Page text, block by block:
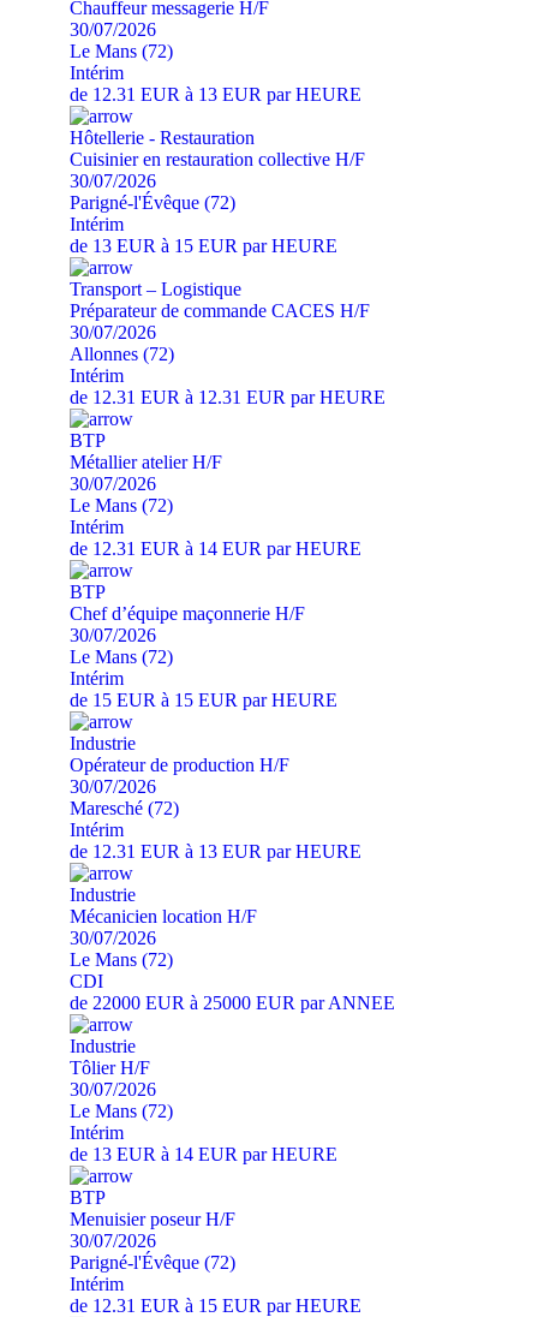
Chauffeur messagerie H/F
30/07/2026
Le Mans (72)
Intérim
de 12.31 EUR à 13 EUR par HEURE
Hôtellerie - Restauration
Cuisinier en restauration collective H/F
30/07/2026
Parigné-l'Évêque (72)
Intérim
de 13 EUR à 15 EUR par HEURE
Transport – Logistique
Préparateur de commande CACES H/F
30/07/2026
Allonnes (72)
Intérim
de 12.31 EUR à 12.31 EUR par HEURE
BTP
Métallier atelier H/F
30/07/2026
Le Mans (72)
Intérim
de 12.31 EUR à 14 EUR par HEURE
BTP
Chef d’équipe maçonnerie H/F
30/07/2026
Le Mans (72)
Intérim
de 15 EUR à 15 EUR par HEURE
Industrie
Opérateur de production H/F
30/07/2026
Maresché (72)
Intérim
de 12.31 EUR à 13 EUR par HEURE
Industrie
Mécanicien location H/F
30/07/2026
Le Mans (72)
CDI
de 22000 EUR à 25000 EUR par ANNEE
Industrie
Tôlier H/F
30/07/2026
Le Mans (72)
Intérim
de 13 EUR à 14 EUR par HEURE
BTP
Menuisier poseur H/F
30/07/2026
Parigné-l'Évêque (72)
Intérim
de 12.31 EUR à 15 EUR par HEURE